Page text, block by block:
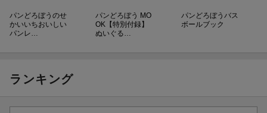
パンどろぼうのせ
かいいちおいしい
パンレ…
パンどろぼう MO
OK【特別付録】
ぬいぐる…
パンどろぼうバス
ボールブック
ランキング